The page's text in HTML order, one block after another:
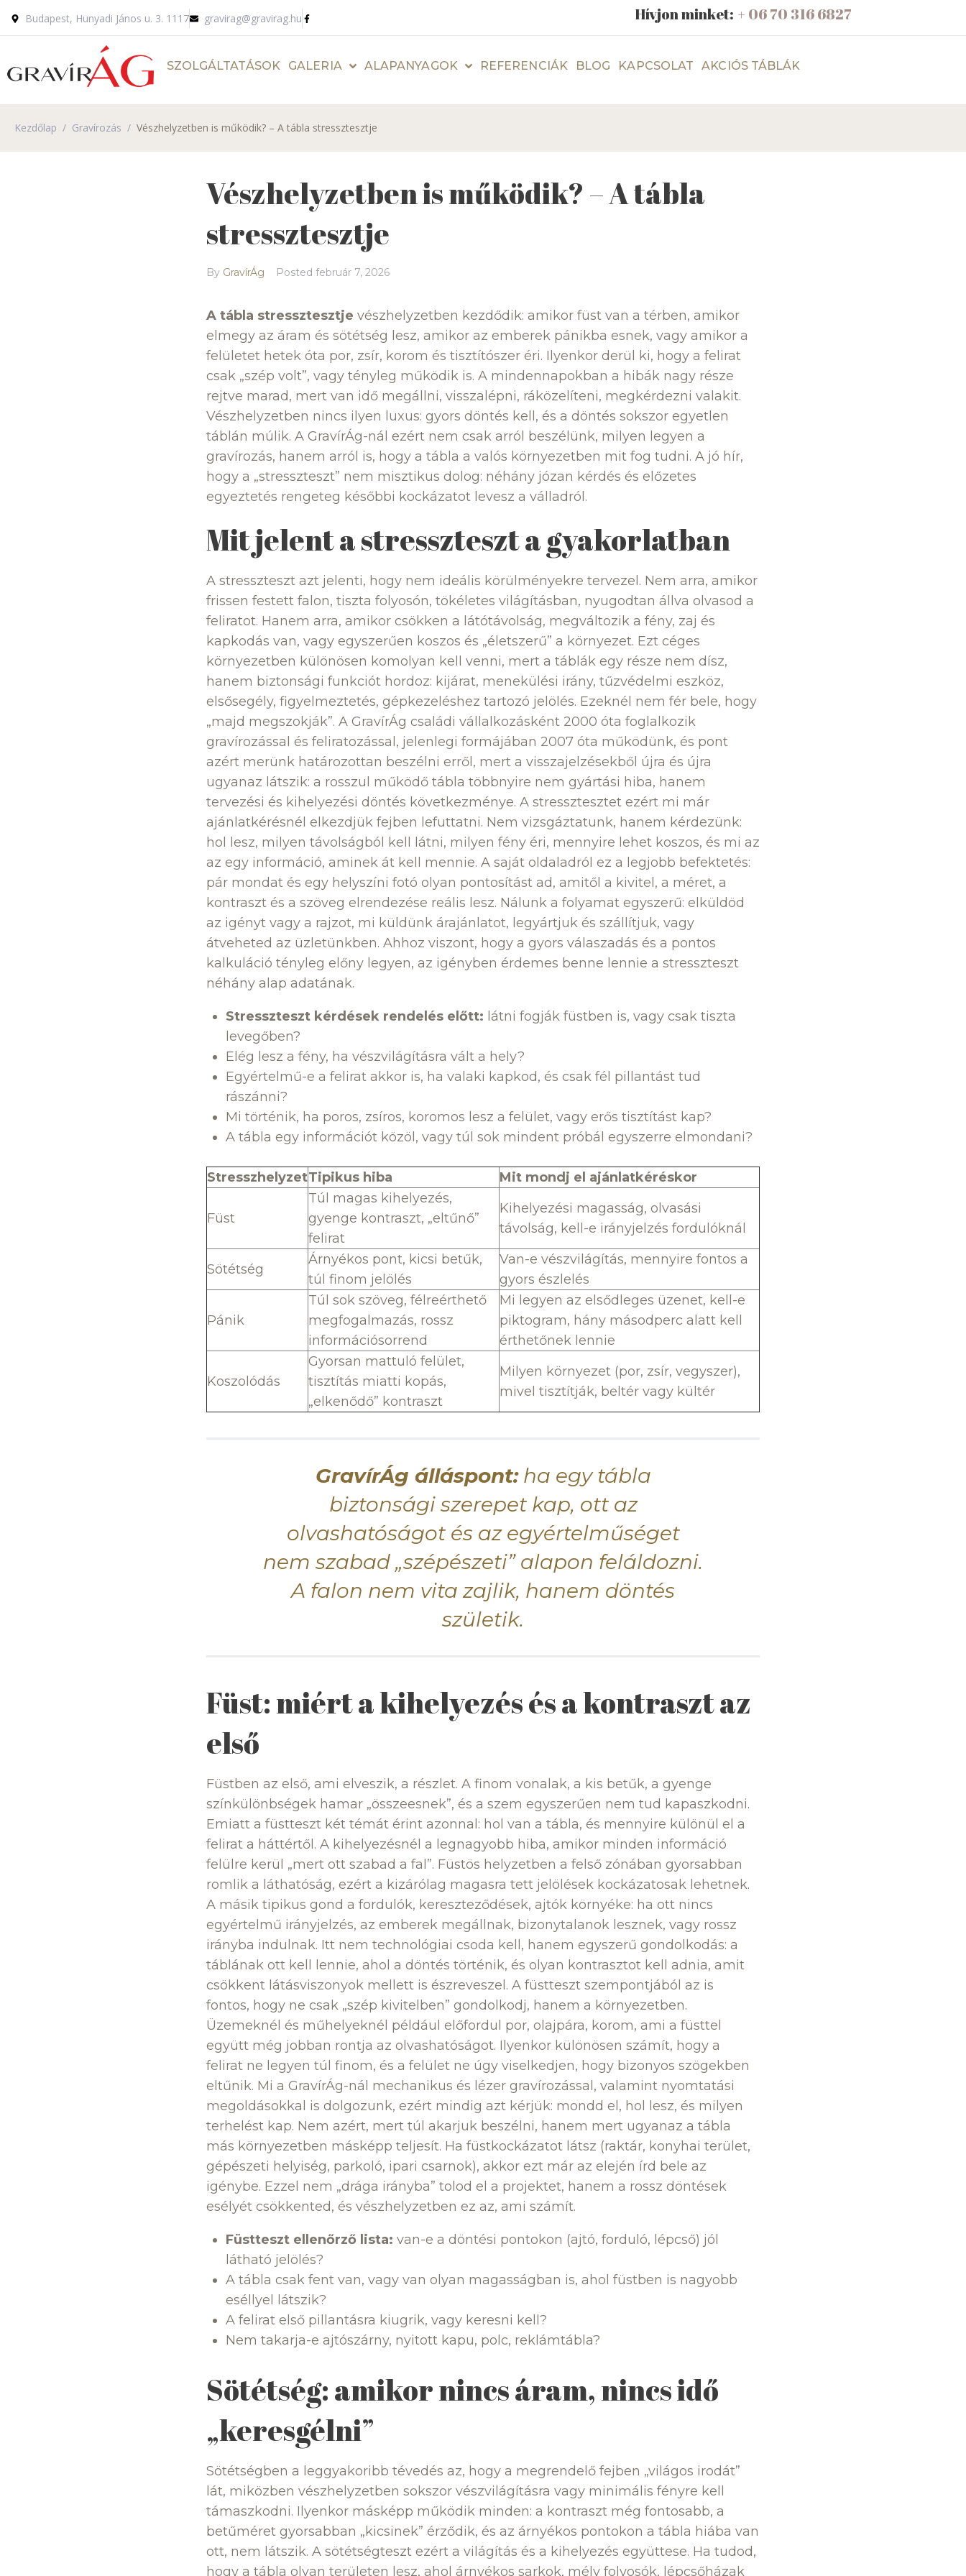
Budapest, Hunyadi János u. 3. 1117 gravirag@gravirag.hu Hívjon minket: + 06 70 316 6827
SZOLGÁLTATÁSOK GALERIA ALAPANYAGOK REFERENCIÁK BLOG KAPCSOLAT AKCIÓS TÁBLÁK
Kezdőlap / Gravírozás / Vészhelyzetben is működik? – A tábla stressztesztje
Vészhelyzetben is működik? – A tábla
stressztesztje
By GravírÁg Posted február 7, 2026
A tábla stressztesztje vészhelyzetben kezdődik: amikor füst van a térben, amikor
elmegy az áram és sötétség lesz, amikor az emberek pánikba esnek, vagy amikor a
felületet hetek óta por, zsír, korom és tisztítószer éri. Ilyenkor derül ki, hogy a felirat
csak „szép volt”, vagy tényleg működik is. A mindennapokban a hibák nagy része
rejtve marad, mert van idő megállni, visszalépni, ráközelíteni, megkérdezni valakit.
Vészhelyzetben nincs ilyen luxus: gyors döntés kell, és a döntés sokszor egyetlen
táblán múlik. A GravírÁg-nál ezért nem csak arról beszélünk, milyen legyen a
gravírozás, hanem arról is, hogy a tábla a valós környezetben mit fog tudni. A jó hír,
hogy a „stresszteszt” nem misztikus dolog: néhány józan kérdés és előzetes
egyeztetés rengeteg későbbi kockázatot levesz a válladról.
Mit jelent a stresszteszt a gyakorlatban
A stresszteszt azt jelenti, hogy nem ideális körülményekre tervezel. Nem arra, amikor
frissen festett falon, tiszta folyosón, tökéletes világításban, nyugodtan állva olvasod a
feliratot. Hanem arra, amikor csökken a látótávolság, megváltozik a fény, zaj és
kapkodás van, vagy egyszerűen koszos és „életszerű” a környezet. Ezt céges
környezetben különösen komolyan kell venni, mert a táblák egy része nem dísz,
hanem biztonsági funkciót hordoz: kijárat, menekülési irány, tűzvédelmi eszköz,
elsősegély, figyelmeztetés, gépkezeléshez tartozó jelölés. Ezeknél nem fér bele, hogy
„majd megszokják”. A GravírÁg családi vállalkozásként 2000 óta foglalkozik
gravírozással és feliratozással, jelenlegi formájában 2007 óta működünk, és pont
azért merünk határozottan beszélni erről, mert a visszajelzésekből újra és újra
ugyanaz látszik: a rosszul működő tábla többnyire nem gyártási hiba, hanem
tervezési és kihelyezési döntés következménye. A stressztesztet ezért mi már
ajánlatkérésnél elkezdjük fejben lefuttatni. Nem vizsgáztatunk, hanem kérdezünk:
hol lesz, milyen távolságból kell látni, milyen fény éri, mennyire lehet koszos, és mi az
az egy információ, aminek át kell mennie. A saját oldaladról ez a legjobb befektetés:
pár mondat és egy helyszíni fotó olyan pontosítást ad, amitől a kivitel, a méret, a
kontraszt és a szöveg elrendezése reális lesz. Nálunk a folyamat egyszerű: elküldöd
az igényt vagy a rajzot, mi küldünk árajánlatot, legyártjuk és szállítjuk, vagy
átveheted az üzletünkben. Ahhoz viszont, hogy a gyors válaszadás és a pontos
kalkuláció tényleg előny legyen, az igényben érdemes benne lennie a stresszteszt
néhány alap adatának.
Stresszteszt kérdések rendelés előtt: látni fogják füstben is, vagy csak tiszta
levegőben?
Elég lesz a fény, ha vészvilágításra vált a hely?
Egyértelmű-e a felirat akkor is, ha valaki kapkod, és csak fél pillantást tud
rászánni?
Mi történik, ha poros, zsíros, koromos lesz a felület, vagy erős tisztítást kap?
A tábla egy információt közöl, vagy túl sok mindent próbál egyszerre elmondani?
StresszhelyzetTipikus hiba Mit mondj el ajánlatkéréskor
Füst
Túl magas kihelyezés,
gyenge kontraszt, „eltűnő”
felirat
Kihelyezési magasság, olvasási
távolság, kell-e irányjelzés fordulóknál
Sötétség
Árnyékos pont, kicsi betűk,
túl finom jelölés
Van-e vészvilágítás, mennyire fontos a
gyors észlelés
Pánik
Túl sok szöveg, félreérthető
megfogalmazás, rossz
információsorrend
Mi legyen az elsődleges üzenet, kell-e
piktogram, hány másodperc alatt kell
érthetőnek lennie
Koszolódás
Gyorsan mattuló felület,
tisztítás miatti kopás,
„elkenődő” kontraszt
Milyen környezet (por, zsír, vegyszer),
mivel tisztítják, beltér vagy kültér
GravírÁg álláspont:ha egy tábla
biztonsági szerepet kap, ott az
olvashatóságot és az egyértelműséget
nem szabad „szépészeti” alapon feláldozni.
A falon nem vita zajlik, hanem döntés
születik.
Füst: miért a kihelyezés és a kontraszt az
első
Füstben az első, ami elveszik, a részlet. A finom vonalak, a kis betűk, a gyenge
színkülönbségek hamar „összeesnek”, és a szem egyszerűen nem tud kapaszkodni.
Emiatt a füstteszt két témát érint azonnal: hol van a tábla, és mennyire különül el a
felirat a háttértől. A kihelyezésnél a legnagyobb hiba, amikor minden információ
felülre kerül „mert ott szabad a fal”. Füstös helyzetben a felső zónában gyorsabban
romlik a láthatóság, ezért a kizárólag magasra tett jelölések kockázatosak lehetnek.
A másik tipikus gond a fordulók, kereszteződések, ajtók környéke: ha ott nincs
egyértelmű irányjelzés, az emberek megállnak, bizonytalanok lesznek, vagy rossz
irányba indulnak. Itt nem technológiai csoda kell, hanem egyszerű gondolkodás: a
táblának ott kell lennie, ahol a döntés történik, és olyan kontrasztot kell adnia, amit
csökkent látásviszonyok mellett is észreveszel. A füstteszt szempontjából az is
fontos, hogy ne csak „szép kivitelben” gondolkodj, hanem a környezetben.
Üzemeknél és műhelyeknél például előfordul por, olajpára, korom, ami a füsttel
együtt még jobban rontja az olvashatóságot. Ilyenkor különösen számít, hogy a
felirat ne legyen túl finom, és a felület ne úgy viselkedjen, hogy bizonyos szögekben
eltűnik. Mi a GravírÁg-nál mechanikus és lézer gravírozással, valamint nyomtatási
megoldásokkal is dolgozunk, ezért mindig azt kérjük: mondd el, hol lesz, és milyen
terhelést kap. Nem azért, mert túl akarjuk beszélni, hanem mert ugyanaz a tábla
más környezetben másképp teljesít. Ha füstkockázatot látsz (raktár, konyhai terület,
gépészeti helyiség, parkoló, ipari csarnok), akkor ezt már az elején írd bele az
igénybe. Ezzel nem „drága irányba” tolod el a projektet, hanem a rossz döntések
esélyét csökkented, és vészhelyzetben ez az, ami számít.
Füstteszt ellenőrző lista: van-e a döntési pontokon (ajtó, forduló, lépcső) jól
látható jelölés?
A tábla csak fent van, vagy van olyan magasságban is, ahol füstben is nagyobb
eséllyel látszik?
A felirat első pillantásra kiugrik, vagy keresni kell?
Nem takarja-e ajtószárny, nyitott kapu, polc, reklámtábla?
Sötétség: amikor nincs áram, nincs idő
„keresgélni”
Sötétségben a leggyakoribb tévedés az, hogy a megrendelő fejben „világos irodát”
lát, miközben vészhelyzetben sokszor vészvilágításra vagy minimális fényre kell
támaszkodni. Ilyenkor másképp működik minden: a kontraszt még fontosabb, a
betűméret gyorsabban „kicsinek” érződik, és az árnyékos pontokon a tábla hiába van
ott, nem látszik. A sötétségteszt ezért a világítás és a kihelyezés együttese. Ha tudod,
hogy a tábla olyan területen lesz, ahol árnyékos sarkok, mély folyosók, lépcsőházak